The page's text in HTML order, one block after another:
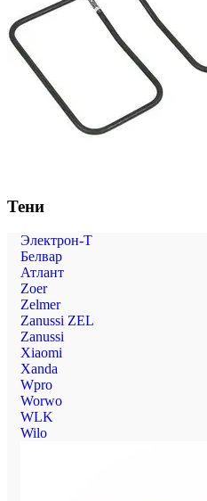
Тени
Электрон-Т
Белвар
Атлант
Zoer
Zelmer
Zanussi ZEL
Zanussi
Xiaomi
Xanda
Wpro
Worwo
WLK
Wilo